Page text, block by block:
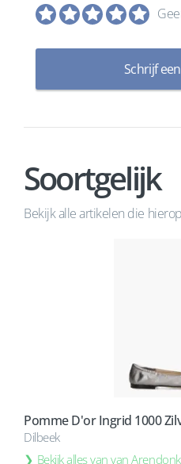
Schrijf
Soortgelijk
Bekijk alle artikelen die
Pomme D'or Ingrid 1000
Dilbeek
Bekijk alles van van Arendonk